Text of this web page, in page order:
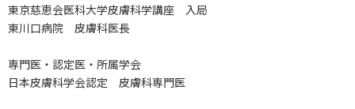
東京慈恵会医科大学皮膚科学講座 入局
東川口病院 皮膚科医長
専門医・認定医・所属学会
日本皮膚科学会認定 皮膚科専門医